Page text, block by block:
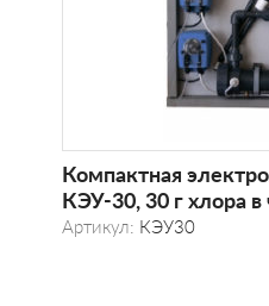
Компактная
КЭУ-30, 30 г хлора в
Артикул: КЭУ30